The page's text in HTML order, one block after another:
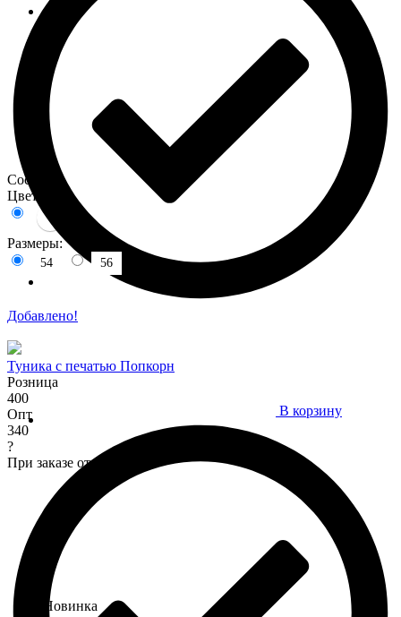
Добавлено!
Состав :
Цвета:
Размеры:
54 56
В корзину
Туника с печатью Попкорн
Розница
400
Опт
340
?
При заказе от 7 000 р.
Новинка